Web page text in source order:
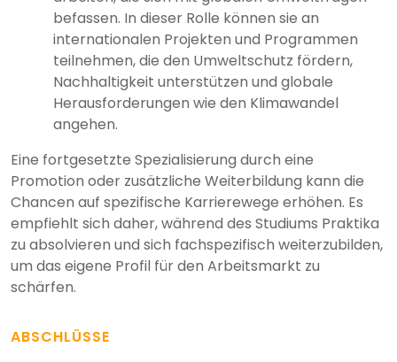
befassen. In dieser Rolle können sie an
internationalen Projekten und Programmen
teilnehmen, die den Umweltschutz fördern,
Nachhaltigkeit unterstützen und globale
Herausforderungen wie den Klimawandel
angehen.
Eine fortgesetzte Spezialisierung durch eine
Promotion oder zusätzliche Weiterbildung kann die
Chancen auf spezifische Karrierewege erhöhen. Es
empfiehlt sich daher, während des Studiums Praktika
zu absolvieren und sich fachspezifisch weiterzubilden,
um das eigene Profil für den Arbeitsmarkt zu
schärfen.
ABSCHLÜSSE